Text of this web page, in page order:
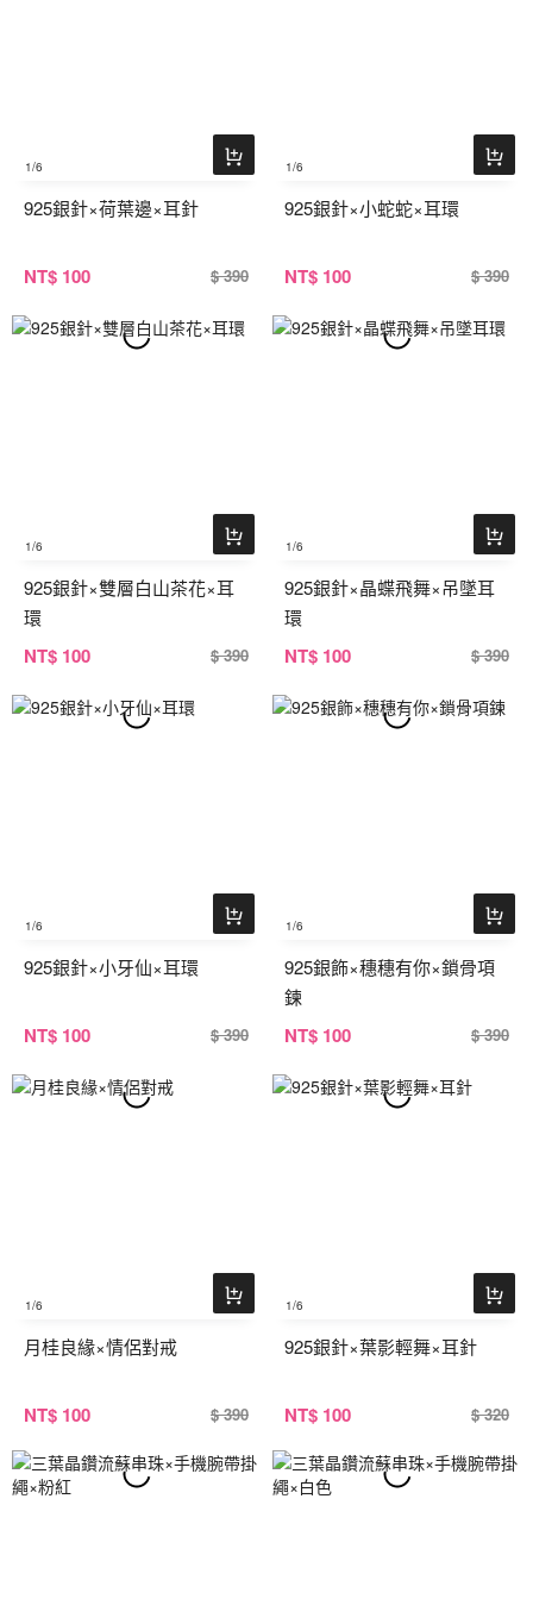
1/6
925銀針×荷葉邊×耳針
NT$ 100 $ 390
1/6
925銀針×小蛇蛇×耳環
NT$ 100 $ 390
1/6
925銀針×雙層白山茶花×耳
環
NT$ 100 $ 390
1/6
925銀針×晶蝶飛舞×吊墜耳
環
NT$ 100 $ 390
1/6
925銀針×小牙仙×耳環
NT$ 100 $ 390
1/6
925銀飾×穗穗有你×鎖骨項
鍊
NT$ 100 $ 390
1/6
月桂良緣×情侶對戒
NT$ 100 $ 390
1/6
925銀針×葉影輕舞×耳針
NT$ 100 $ 320